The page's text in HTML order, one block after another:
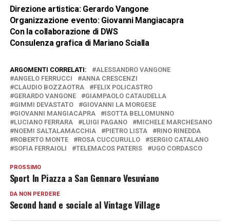
Direzione artistica: Gerardo Vangone
Organizzazione evento: Giovanni Mangiacapra
Con la collaborazione di DWS
Consulenza grafica di Mariano Scialla
ARGOMENTI CORRELATI:
ALESSANDRO VANGONE
ANGELO FERRUCCI
ANNA CRESCENZI
CLAUDIO BOZZAOTRA
FELIX POLICASTRO
GERARDO VANGONE
GIAMPAOLO CATAUDELLA
GIMMI DEVASTATO
GIOVANNI LA MORGESE
GIOVANNI MANGIACAPRA
ISOTTA BELLOMUNNO
LUCIANO FERRARA
LUIGI PAGANO
MICHELE MARCHESANO
NOEMI SALTALAMACCHIA
PIETRO LISTA
RINO RINEDDA
ROBERTO MONTE
ROSA CUCCURULLO
SERGIO CATALANO
SOFIA FERRAIOLI
TELEMACOS PATERIS UGO CORDASCO
PROSSIMO
Sport In Piazza a San Gennaro Vesuviano
DA NON PERDERE
Second hand e sociale al Vintage Village